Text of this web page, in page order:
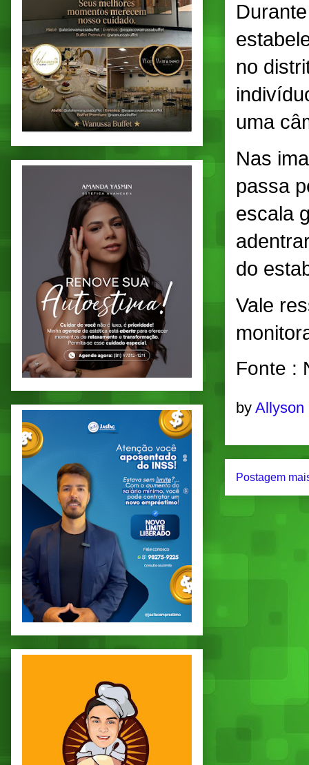
no
uma
Nas
passa
escala
do
Vale
Fonte :
by
Postagem